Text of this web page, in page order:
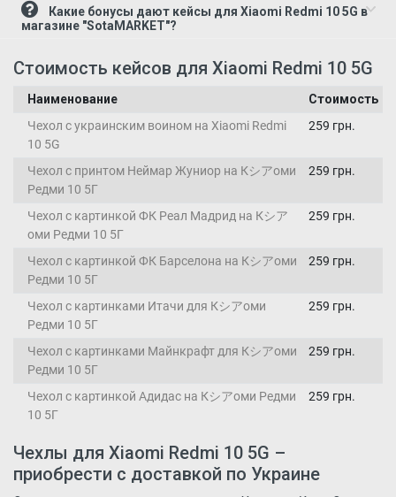
магазине "SotaMARKET"?
Стоимость кейсов для Xiaomi Redmi 10 5G
Наименование
Стоимость
Чехол с украинским воином на Xiaomi Redmi
10 5G
259 грн.
Чехол с принтом Неймар Жуниор на Кシアоми
Редми 10 5Г
259 грн.
Чехол с картинкой ФК Реал Мадрид на Кシア
оми Редми 10 5Г
259 грн.
Чехол с картинкой ФК Барселона на Кシアоми
Редми 10 5Г
259 грн.
Чехол с картинками Итачи для Кシアоми
Редми 10 5Г
259 грн.
Чехол с картинками Майнкрафт для Кシアоми
Редми 10 5Г
259 грн.
Чехол с картинкой Адидас на Кシアоми Редми
10 5Г
259 грн.
Чехлы для Xiaomi Redmi 10 5G –
приобрести с доставкой по Украине